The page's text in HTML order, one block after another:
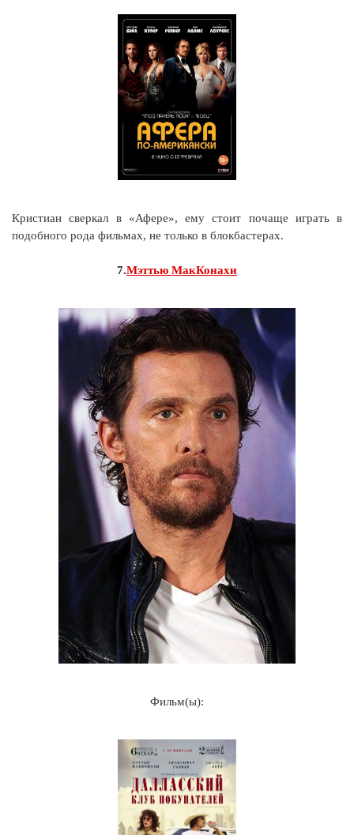
Кристиан сверкал в «Афере», ему стоит почаще играть в
подобного рода фильмах, не только в блокбастерах.
7.Мэттью МакКонахи
Фильм(ы):